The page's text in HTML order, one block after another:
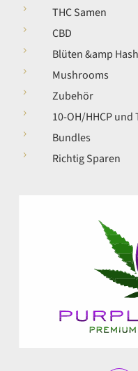
5 THC Samen
5 CBD
5 Blüten &amp Hash
5 Mushrooms
5 Zubehör
5 10-OH/HHCP und
5 Bundles
5 Richtig Sparen